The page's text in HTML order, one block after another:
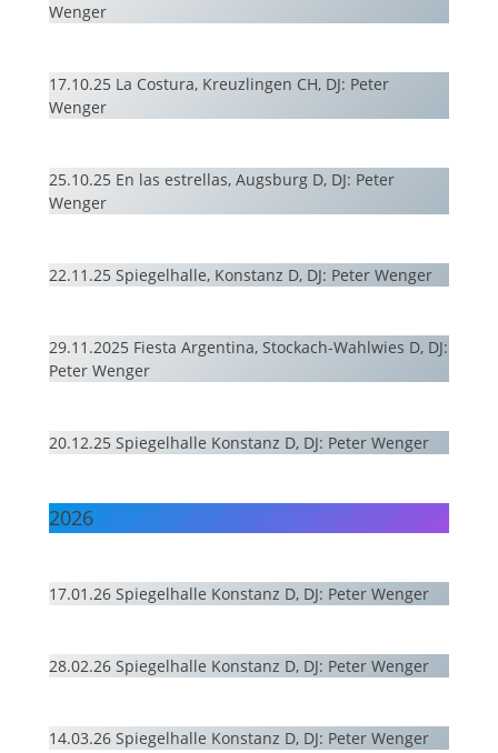
Wenger
17.10.25 La Costura, Kreuzlingen CH, DJ: Peter
Wenger
25.10.25 En las estrellas, Augsburg D, DJ: Peter
Wenger
22.11.25 Spiegelhalle, Konstanz D, DJ: Peter Wenger
29.11.2025 Fiesta Argentina, Stockach-Wahlwies D, DJ:
Peter Wenger
20.12.25 Spiegelhalle Konstanz D, DJ: Peter Wenger
2026
17.01.26 Spiegelhalle Konstanz D, DJ: Peter Wenger
28.02.26 Spiegelhalle Konstanz D, DJ: Peter Wenger
14.03.26 Spiegelhalle Konstanz D, DJ: Peter Wenger